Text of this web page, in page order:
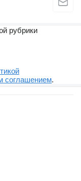
рубрики
соглашением.